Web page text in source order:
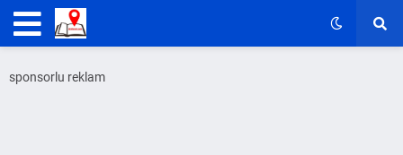
sponsorlu reklam